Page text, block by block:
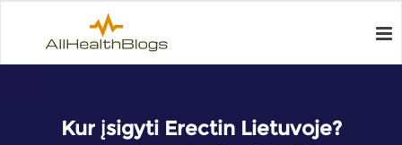
Kur įsigyti Erectin Lietuvoje?